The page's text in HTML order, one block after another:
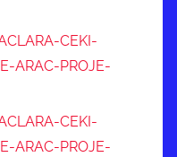
CEKI-
ARAC-PROJE-
CEKI-
ARAC-PROJE-